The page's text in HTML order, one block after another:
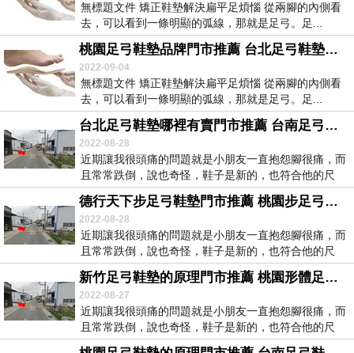
無標題文件 矯正鞋墊解決扁平足煩惱 從兩腳的內側看
去，可以看到一條明顯的弧線，那就是足弓。足...
桃園足弓鞋墊品牌門市推薦 台北足弓鞋墊推薦品牌ptt門市推薦 足底筋膜炎唄542
2022-09-04
無標題文件 矯正鞋墊解決扁平足煩惱 從兩腳的內側看
去，可以看到一條明顯的弧線，那就是足弓。足...
台北足弓鞋墊哪裡有賣門市推薦 台南足弓鞋墊哪裡有賣門市推薦 足底筋膜炎踩網球更疼30881
2022-08-28
近期讓我很頭痛的問題就是小朋友一直抱怨腳很痛，而
且常常跌倒，說也奇怪，鞋子是新的，也符合他的尺
寸，但...
德行天下步足弓鞋墊門市推薦 桃園步足弓鞋墊門市推薦 足底筋膜炎沖擊波治療怎麽做25891
2022-08-28
近期讓我很頭痛的問題就是小朋友一直抱怨腳很痛，而
且常常跌倒，說也奇怪，鞋子是新的，也符合他的尺
寸，但...
新竹足弓鞋墊的原理門市推薦 桃園形體足弓鞋墊門市推薦 怎麼選購登山鞋與登山鞋墊 選購登山鞋與登山鞋墊注意事項21305
2022-08-27
近期讓我很頭痛的問題就是小朋友一直抱怨腳很痛，而
且常常跌倒，說也奇怪，鞋子是新的，也符合他的尺
寸，但...